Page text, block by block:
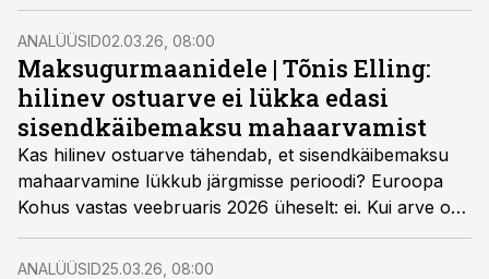
selgitas, millistel tingimustel on bitcoini vahetamine
finantsteenus ja miks see on vabastatud käibemaksust.
ANALÜÜSID02.03.26, 08:00
Maksugurmaanidele | Tõnis Elling:
hilinev ostuarve ei lükka edasi
sisendkäibemaksu mahaarvamist
Kas hilinev ostuarve tähendab, et sisendkäibemaksu
mahaarvamine lükkub järgmisse perioodi? Euroopa
Kohus vastas veebruaris 2026 üheselt: ei. Kui arve on
käes enne käibedeklaratsiooni esitamist, kuulub
mahaarvamine tehingu perioodi.
ANALÜÜSID25.03.26, 08:00